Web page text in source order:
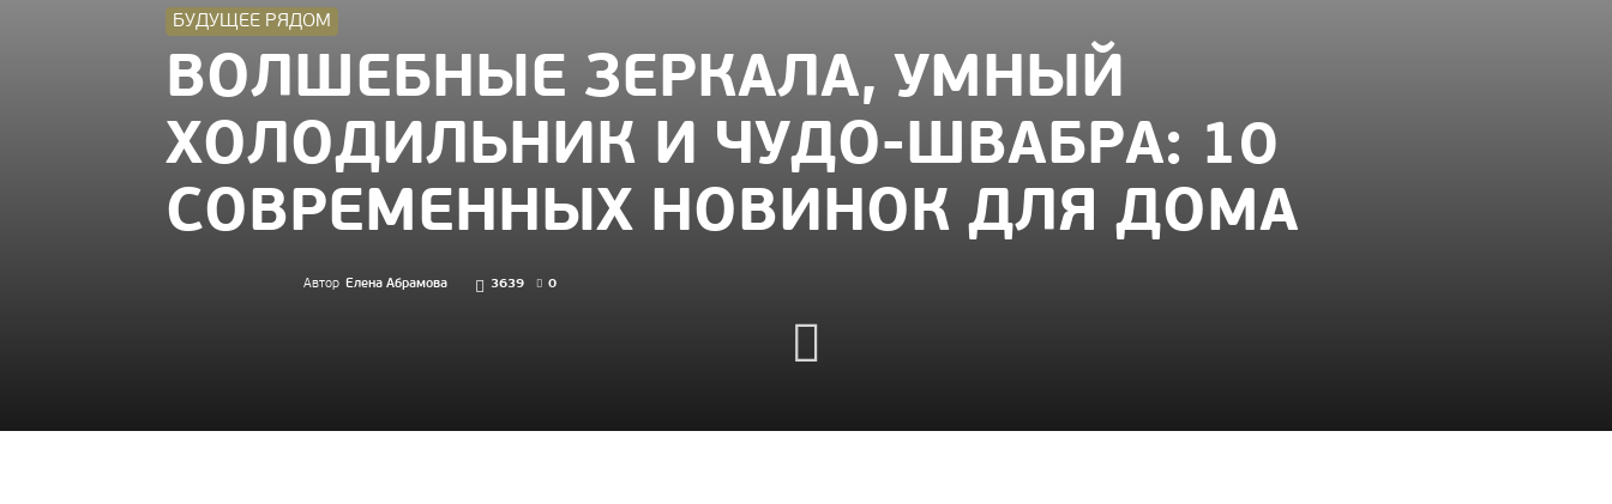
БУДУЩЕЕ РЯДОМ
ВОЛШЕБНЫЕ ЗЕРКАЛА, УМНЫЙ
ХОЛОДИЛЬНИК И ЧУДО-ШВАБРА: 10
СОВРЕМЕННЫХ НОВИНОК ДЛЯ ДОМА
Автор Елена Абрамова 3639 0